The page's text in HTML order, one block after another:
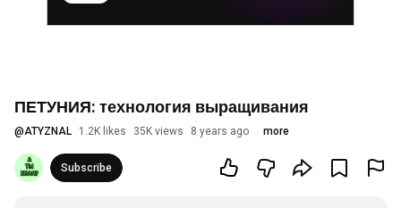
ПЕТУНИЯ: технология выращивания
@ATYZNAL 1.2K likes 35K views 8 years ago more
Subscribe